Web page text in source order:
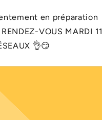
en préparation
VOUS MARDI 11
👌😏